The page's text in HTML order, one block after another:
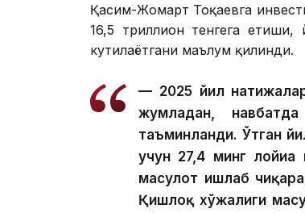
Қасим-Жомарт Тоқаевга
16,5 триллион тенгега
кутилаётгани маълум қилинди.
— 2025 йил
жумладан,
таъминланди. Ўтган
учун 27,4 минг
маҳсулот ишлаб
Қишлоқ хўжалиги